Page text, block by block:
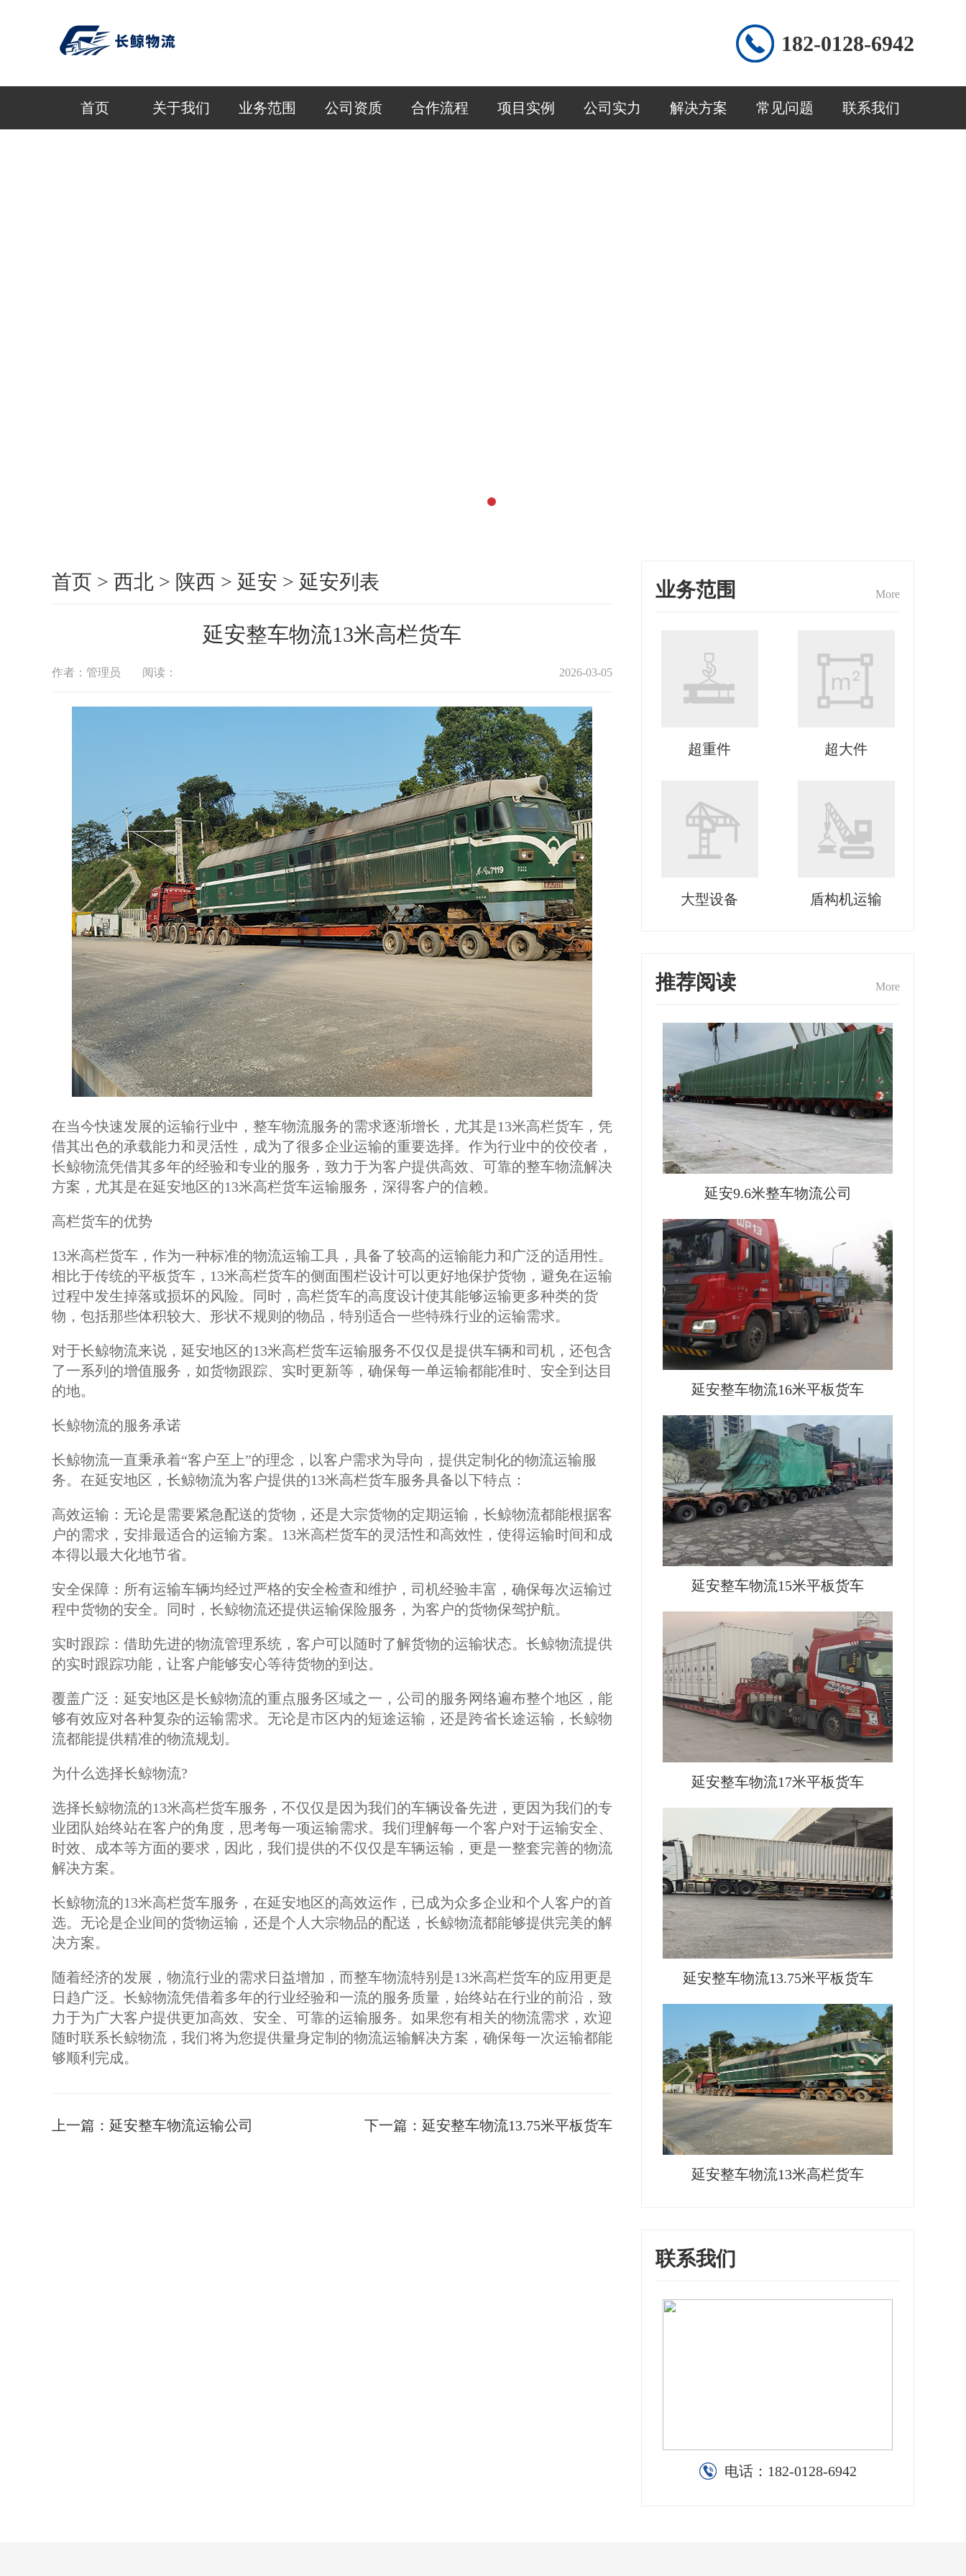
182-0128-6942
首页 关于我们 业务范围 公司资质 合作流程 项目实例 公司实力 解决方案 常见问题 联系我们
首页 > 西北 > 陕西 > 延安 > 延安列表
延安整车物流13米高栏货车
作者：管理员 阅读： 2026-03-05
在当今快速发展的运输行业中，整车物流服务的需求逐渐增长，尤其是13米高栏货车，凭
借其出色的承载能力和灵活性，成为了很多企业运输的重要选择。作为行业中的佼佼者，
长鲸物流凭借其多年的经验和专业的服务，致力于为客户提供高效、可靠的整车物流解决
方案，尤其是在延安地区的13米高栏货车运输服务，深得客户的信赖。
高栏货车的优势
13米高栏货车，作为一种标准的物流运输工具，具备了较高的运输能力和广泛的适用性。
相比于传统的平板货车，13米高栏货车的侧面围栏设计可以更好地保护货物，避免在运输
过程中发生掉落或损坏的风险。同时，高栏货车的高度设计使其能够运输更多种类的货
物，包括那些体积较大、形状不规则的物品，特别适合一些特殊行业的运输需求。
对于长鲸物流来说，延安地区的13米高栏货车运输服务不仅仅是提供车辆和司机，还包含
了一系列的增值服务，如货物跟踪、实时更新等，确保每一单运输都能准时、安全到达目
的地。
长鲸物流的服务承诺
长鲸物流一直秉承着“客户至上”的理念，以客户需求为导向，提供定制化的物流运输服
务。在延安地区，长鲸物流为客户提供的13米高栏货车服务具备以下特点：
高效运输：无论是需要紧急配送的货物，还是大宗货物的定期运输，长鲸物流都能根据客
户的需求，安排最适合的运输方案。13米高栏货车的灵活性和高效性，使得运输时间和成
本得以最大化地节省。
安全保障：所有运输车辆均经过严格的安全检查和维护，司机经验丰富，确保每次运输过
程中货物的安全。同时，长鲸物流还提供运输保险服务，为客户的货物保驾护航。
实时跟踪：借助先进的物流管理系统，客户可以随时了解货物的运输状态。长鲸物流提供
的实时跟踪功能，让客户能够安心等待货物的到达。
覆盖广泛：延安地区是长鲸物流的重点服务区域之一，公司的服务网络遍布整个地区，能
够有效应对各种复杂的运输需求。无论是市区内的短途运输，还是跨省长途运输，长鲸物
流都能提供精准的物流规划。
为什么选择长鲸物流?
选择长鲸物流的13米高栏货车服务，不仅仅是因为我们的车辆设备先进，更因为我们的专
业团队始终站在客户的角度，思考每一项运输需求。我们理解每一个客户对于运输安全、
时效、成本等方面的要求，因此，我们提供的不仅仅是车辆运输，更是一整套完善的物流
解决方案。
长鲸物流的13米高栏货车服务，在延安地区的高效运作，已成为众多企业和个人客户的首
选。无论是企业间的货物运输，还是个人大宗物品的配送，长鲸物流都能够提供完美的解
决方案。
随着经济的发展，物流行业的需求日益增加，而整车物流特别是13米高栏货车的应用更是
日趋广泛。长鲸物流凭借着多年的行业经验和一流的服务质量，始终站在行业的前沿，致
力于为广大客户提供更加高效、安全、可靠的运输服务。如果您有相关的物流需求，欢迎
随时联系长鲸物流，我们将为您提供量身定制的物流运输解决方案，确保每一次运输都能
够顺利完成。
上一篇： 延安整车物流运输公司 下一篇： 延安整车物流13.75米平板货车
业务范围 More
超重件 超大件
大型设备 盾构机运输
推荐阅读 More
延安9.6米整车物流公司
延安整车物流16米平板货车
延安整车物流15米平板货车
延安整车物流17米平板货车
延安整车物流13.75米平板货车
延安整车物流13米高栏货车
联系我们
电话： 182-0128-6942